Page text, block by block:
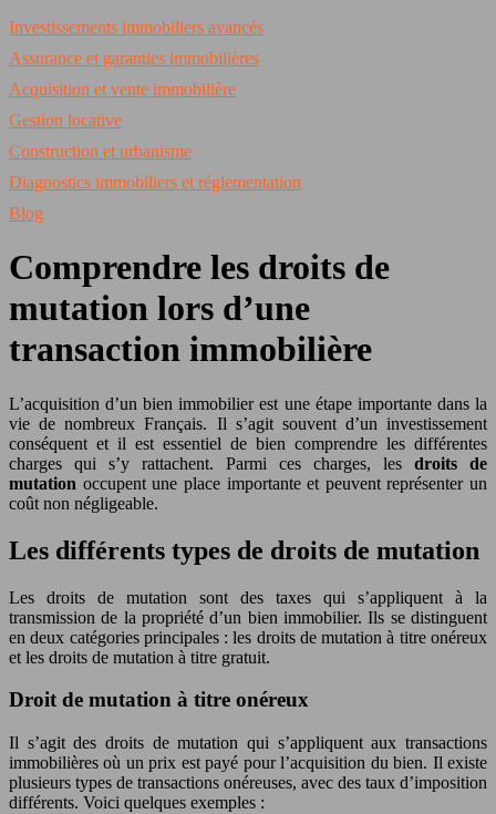
Investissements immobiliers avancés
Assurance et garanties immobilières
Acquisition et vente immobilière
Gestion locative
Construction et urbanisme
Diagnostics immobiliers et réglementation
Blog
Comprendre les droits de
mutation lors d’une
transaction immobilière
L’acquisition d’un bien immobilier est une étape importante dans la
vie de nombreux Français. Il s’agit souvent d’un investissement
conséquent et il est essentiel de bien comprendre les différentes
charges qui s’y rattachent. Parmi ces charges, les droits de
mutation occupent une place importante et peuvent représenter un
coût non négligeable.
Les différents types de droits de mutation
Les droits de mutation sont des taxes qui s’appliquent à la
transmission de la propriété d’un bien immobilier. Ils se distinguent
en deux catégories principales : les droits de mutation à titre onéreux
et les droits de mutation à titre gratuit.
Droit de mutation à titre onéreux
Il s’agit des droits de mutation qui s’appliquent aux transactions
immobilières où un prix est payé pour l’acquisition du bien. Il existe
plusieurs types de transactions onéreuses, avec des taux d’imposition
différents. Voici quelques exemples :